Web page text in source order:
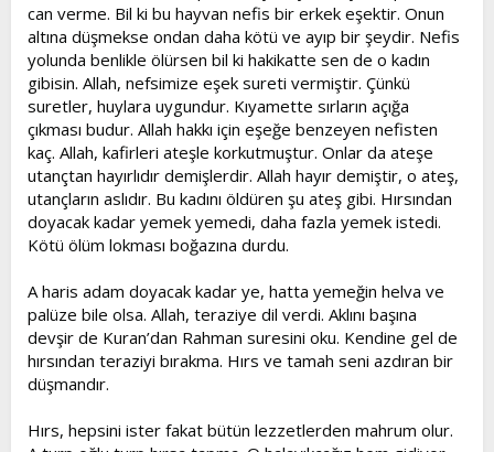
can verme. Bil ki bu hayvan nefis bir erkek eşektir. Onun
altına düşmekse ondan daha kötü ve ayıp bir şeydir. Nefis
yolunda benlikle ölürsen bil ki hakikatte sen de o kadın
gibisin. Allah, nefsimize eşek sureti vermiştir. Çünkü
suretler, huylara uygundur. Kıyamette sırların açığa
çıkması budur. Allah hakkı için eşeğe benzeyen nefisten
kaç. Allah, kafirleri ateşle korkutmuştur. Onlar da ateşe
utançtan hayırlıdır demişlerdir. Allah hayır demiştir, o ateş,
utançların aslıdır. Bu kadını öldüren şu ateş gibi. Hırsından
doyacak kadar yemek yemedi, daha fazla yemek istedi.
Kötü ölüm lokması boğazına durdu.
A haris adam doyacak kadar ye, hatta yemeğin helva ve
palüze bile olsa. Allah, teraziye dil verdi. Aklını başına
devşir de Kuran’dan Rahman suresini oku. Kendine gel de
hırsından teraziyi bırakma. Hırs ve tamah seni azdıran bir
düşmandır.
Hırs, hepsini ister fakat bütün lezzetlerden mahrum olur.